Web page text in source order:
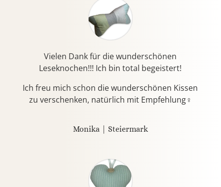
Vielen Dank für die wunderschönen
Leseknochen!!! Ich bin total begeistert!
Ich freu mich schon die wunderschönen Kissen
zu verschenken, natürlich mit Empfehlung♀️
Monika | Steiermark